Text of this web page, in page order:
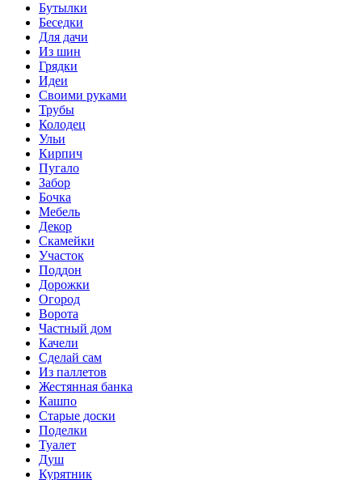
Бутылки
Беседки
Для дачи
Из шин
Грядки
Идеи
Своими руками
Трубы
Колодец
Ульи
Кирпич
Пугало
Забор
Бочка
Мебель
Декор
Скамейки
Участок
Поддон
Дорожки
Огород
Ворота
Частный дом
Качели
Сделай сам
Из паллетов
Жестянная банка
Кашпо
Старые доски
Поделки
Туалет
Душ
Курятник